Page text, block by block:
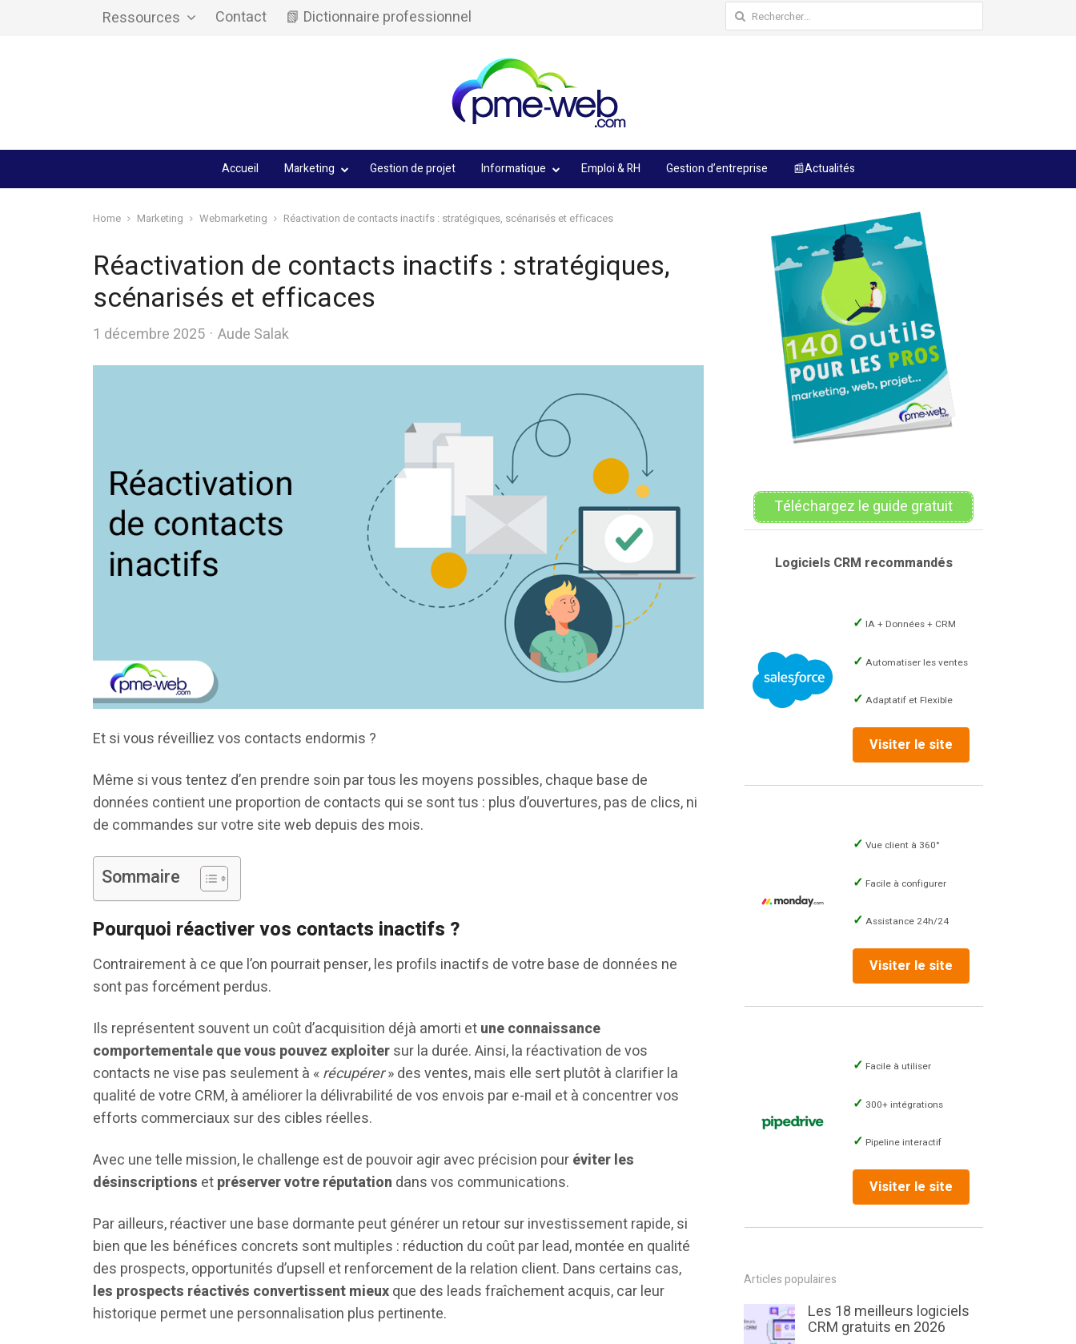
Ressources Contact 📗 Dictionnaire professionnel Rechercher :
Accueil Marketing Gestion de projet Informatique Emploi & RH Gestion d’entreprise 📰Actualités
Home Marketing Webmarketing Réactivation de contacts inactifs : stratégiques, scénarisés et efficaces
Réactivation de contacts inactifs : stratégiques,
scénarisés et efficaces
1 décembre 2025 Author
Aude Salak
Et si vous réveilliez vos contacts endormis ?
Même si vous tentez d’en prendre soin par tous les moyens possibles, chaque base de
données contient une proportion de contacts qui se sont tus : plus d’ouvertures, pas de clics, ni
de commandes sur votre site web depuis des mois.
Sommaire
Pourquoi réactiver vos contacts inactifs ?
Contrairement à ce que l’on pourrait penser, les profils inactifs de votre base de données ne
sont pas forcément perdus.
Ils représentent souvent un coût d’acquisition déjà amorti etune connaissance
comportementale que vous pouvez exploitersur la durée. Ainsi, la réactivation de vos
contacts ne vise pas seulement à «récupérer» des ventes, mais elle sert plutôt à clarifier la
qualité de votre CRM, à améliorer la délivrabilité de vos envois par e-mail et à concentrer vos
efforts commerciaux sur des cibles réelles.
Avec une telle mission, le challenge est de pouvoir agir avec précision pouréviter les
désinscriptions etpréserver votre réputation dans vos communications.
Par ailleurs, réactiver une base dormante peut générer un retour sur investissement rapide, si
bien que les bénéfices concrets sont multiples : réduction du coût par lead, montée en qualité
des prospects, opportunités d’upsell et renforcement de la relation client. Dans certains cas,
les prospects réactivés convertissent mieuxque des leads fraîchement acquis, car leur
historique permet une personnalisation plus pertinente.
Téléchargez le guide gratuit
Logiciels CRM recommandés
IA + Données + CRM
Automatiser les ventes
Adaptatif et Flexible
Visiter le site
Vue client à 360°
Facile à configurer
Assistance 24h/24
Visiter le site
Facile à utiliser
300+ intégrations
Pipeline interactif
Visiter le site
Articles populaires
Les 18 meilleurs logiciels
CRM gratuits en 2026